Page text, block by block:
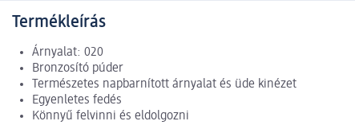
Termékleírás
Árnyalat: 020
Bronzosító púder
Természetes napbarnított árnyalat és üde kinézet
Egyenletes fedés
Könnyű felvinni és eldolgozni